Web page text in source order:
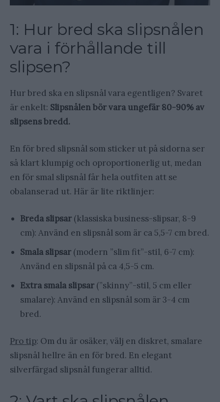
1: Hur bred ska slipsnålen
vara i förhållande till
slipsen?
Hur bred ska en slipsnål vara egentligen? Svaret
är enkelt: Slipsnålen bör vara ungefär 80-90% av
slipsens bredd.
En för bred slipsnål som sticker ut på sidorna ser
så klart klumpig och oproportionerlig ut, medan
en för smal slipsnål får hela outfiten att se
obalanserad ut. Här är lite riktlinjer:
Breda slipsar(klassiska business-slipsar, 8-9
cm): Använd en slipsnål som är ca 5,5-7 cm bred.
Smala slipsar(modern ”slim fit”-stil, 6-7 cm):
Använd en slipsnål på ca 4,5-5 cm.
Extra smala slipsar(”skinny”-stil, 5 cm eller
smalare): Använd en slipsnål som är 3-4 cm
bred.
Pro tip: Om du är osäker, välj en diskret, smalare
slipsnål hellre än en för bred. En elegant
silverfärgad slipsnål fungerar alltid.